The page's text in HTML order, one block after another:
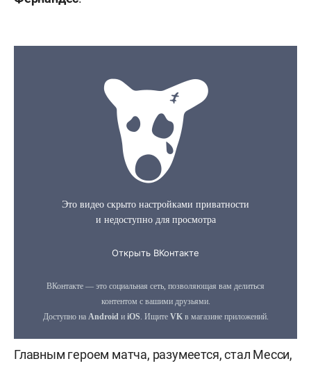
Главным героем матча, разумеется, стал Месси,